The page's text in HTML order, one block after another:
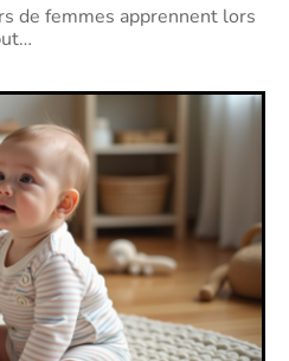
de femmes apprennent lors
…